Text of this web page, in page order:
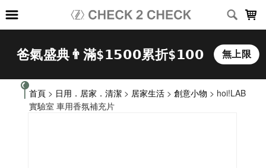
首頁 > 日用．居家．清潔 > 居家生活 > 創意小物 > hoi!LAB
實驗室 車用香氛補充片